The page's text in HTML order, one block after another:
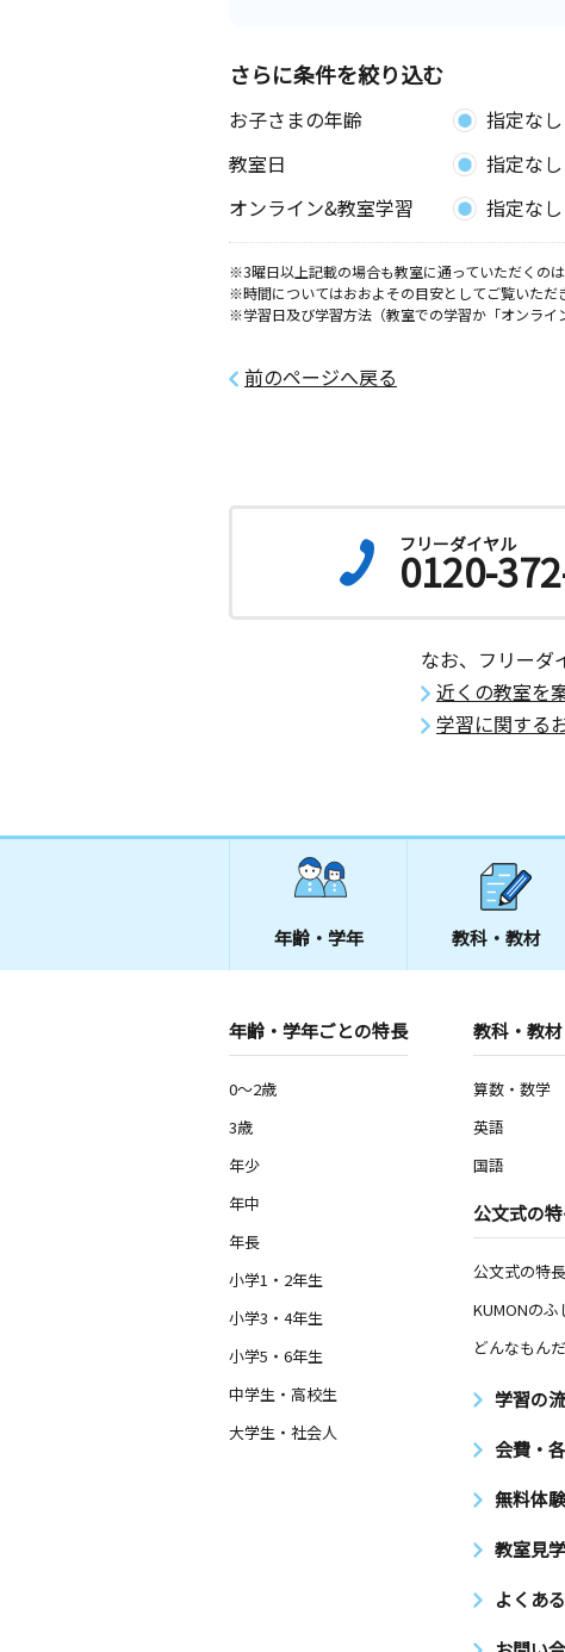
さらに条件を絞り込む
お子さまの年齢 指定なし
教室日
指定なし
オンライン&教室学習
指定なし
※3曜日以上記載の場合も教室に通っていただくのは
※時間についてはおおよその目安としてご覧いただ
※学習日及び学習方法（教室での学習か「オンライ
前のページへ戻る
フリーダイヤル
0120-
なお、フリーダ
近くの教室を
学習に関する
年齢・学年 教科・教材
年齢・学年ごとの特長
0～2歳
3歳
年少
年中
年長
小学1・2年生
小学3・4年生
小学5・6年生
中学生・高校生
大学生・社会人
教科・教
算数・数学
英語
国語
公文式の
公文式の特長
KUMONのふ
どんなもん
学習の
会費・
無料体
教室見学
よくあ